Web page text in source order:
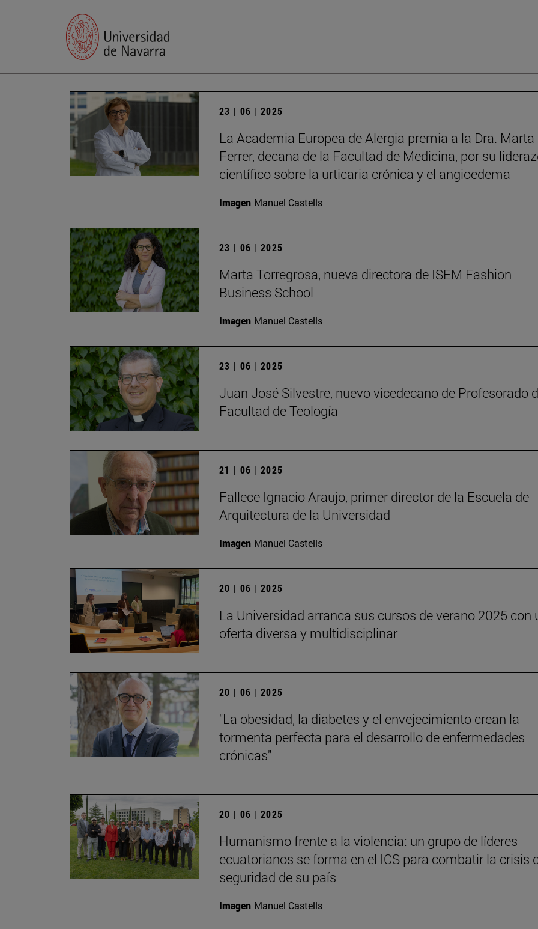
23 | 06 | 2025
La Academia Europea de Alergia premia a la Dra. Marta
Ferrer, decana de la Facultad de Medicina, por su
científico sobre la urticaria crónica y el angioedema
Imagen Manuel Castells
23 | 06 | 2025
Marta Torregrosa, nueva directora de ISEM Fashion
Business School
Imagen Manuel Castells
23 | 06 | 2025
Juan José Silvestre, nuevo vicedecano de Profesorado
Facultad de Teología
21 | 06 | 2025
Fallece Ignacio Araujo, primer director de la Escuela de
Arquitectura de la Universidad
Imagen Manuel Castells
20 | 06 | 2025
La Universidad arranca sus cursos de verano 2025 con
oferta diversa y multidisciplinar
20 | 06 | 2025
"La obesidad, la diabetes y el envejecimiento crean la
tormenta perfecta para el desarrollo de enfermedades
crónicas"
20 | 06 | 2025
Humanismo frente a la violencia: un grupo de líderes
ecuatorianos se forma en el ICS para combatir la crisis
seguridad de su país
Imagen Manuel Castells